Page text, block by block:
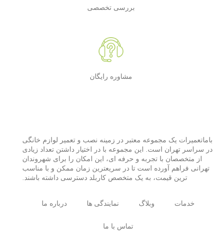
بررسی تخصصی
مشاوره رایگان
باماتعمیرات یک مجموعه معتبر در زمینه نصب و تعمیر لوازم خانگی
در سراسر تهران است. این مجموعه با در اختیار داشتن تعداد زیادی
از متخصصان با تجربه و حرفه ای، این امکان را برای شهروندان
تهرانی فراهم آورده است تا در سریعترین زمان ممکن و با مناسب
ترین قیمت، به یک متخصص کاربلد دسترسی داشته باشند.
خدمات وبلاگ نمایندگی ها درباره ما
تماس با ما